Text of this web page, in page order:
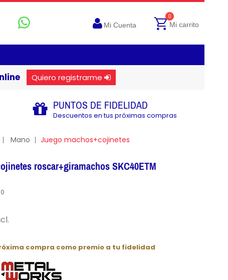
Mi Cuenta
0
Mi carrito
Quiero registrarme
PUNTOS DE FIDELIDAD
Descuentos en tus próximas compras
Mano
Juego machos+cojinetes
roscar+giramachos SKC40ETM
compra como premio a tu fidelidad